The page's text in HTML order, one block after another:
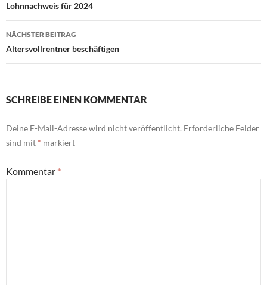
Lohnnachweis für 2024
NÄCHSTER BEITRAG
Altersvollrentner beschäftigen
SCHREIBE EINEN KOMMENTAR
Deine E-Mail-Adresse wird nicht veröffentlicht. Erforderliche Felder
sind mit * markiert
Kommentar *